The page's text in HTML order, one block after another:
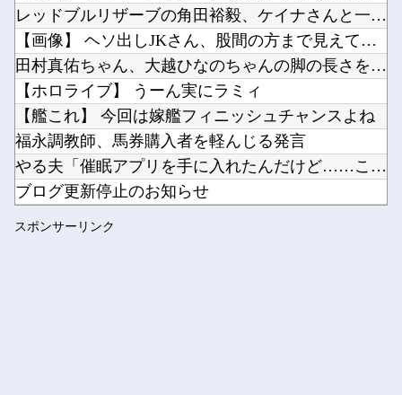
Powered by livedoor 相互RSS
レッドブルリザーブの角田裕毅、ケイナさんと一緒に酒蔵巡りをし...
【画像】 ヘソ出しJKさん、股間の方まで見えてしまうｗｗｗｗ...
田村真佑ちゃん、大越ひなのちゃんの脚の長さを絶賛！！！【乃木...
【ホロライブ】 うーん実にラミィ
【艦これ】 今回は嫁艦フィニッシュチャンスよね
福永調教師、馬券購入者を軽んじる発言
やる夫「催眠アプリを手に入れたんだけど……これ必要だった？」...
ブログ更新停止のお知らせ
ロッテ毛利海大、vs西武0.92 vsその他7.41
スポンサーリンク